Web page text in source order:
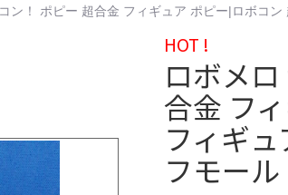
ン！ ポピー 超合金 フィギュア ポピー|ロボコ
HOT !
ロボメ
合金 フ
フィギ
フモール